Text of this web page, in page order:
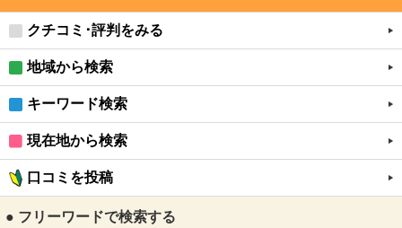
クチコミ･評判をみる
地域から検索
キーワード検索
現在地から検索
口コミを投稿
● フリーワードで検索する